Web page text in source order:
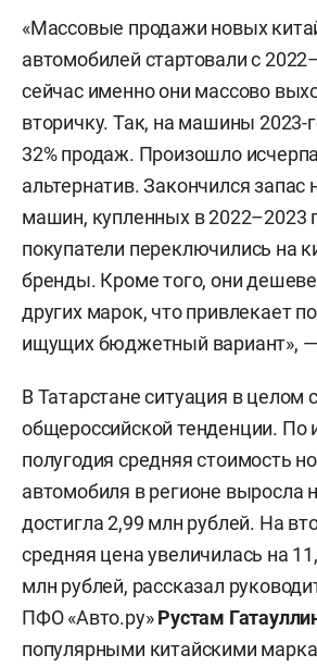
«Массовые продажи новых
автомобилей стартовали с
сейчас именно они массово
вторичку. Так, на машины 2023-
32% продаж. Произошло
альтернатив. Закончился запас
машин, купленных в 2022–2023
покупатели переключились на
бренды. Кроме того, они
других марок, что привлекает
ищущих бюджетный вариант»,
В Татарстане ситуация в целом
общероссийской тенденции. По
полугодия средняя стоимость
автомобиля в регионе выросла
достигла 2,99 млн рублей. На
средняя цена увеличилась на
млн рублей, рассказал
ПФО «Авто.ру»Рустам
популярными китайскими